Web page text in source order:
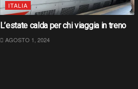
ITALIA
L’estate calda per chi viaggia in treno
AGOSTO 1, 2024